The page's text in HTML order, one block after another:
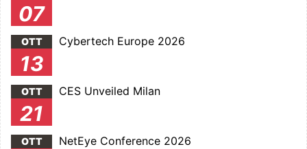
07
OTT
13
Cybertech Europe 2026
OTT
21
CES Unveiled Milan
OTT NetEye Conference 2026